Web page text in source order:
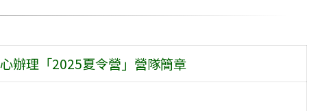
辦理「2025夏令營」營隊簡章